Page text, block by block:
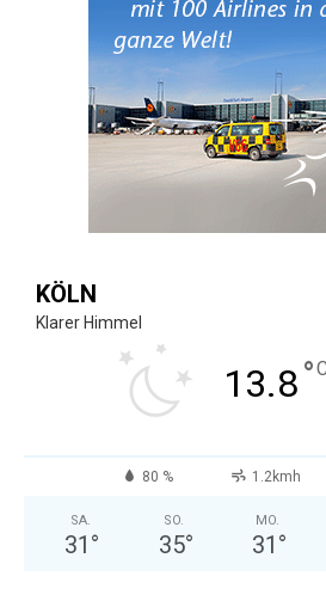
KÖLN
Klarer Himmel
13.8°
80 % 1.2kmh
SA.
31 °
SO.
35°
MO.
31 °